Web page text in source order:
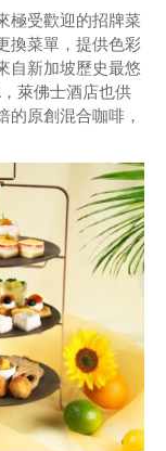
極受歡迎的招牌菜
換菜單，提供色彩
自新加坡歷史最悠
萊佛士酒店也供
的原創混合咖啡，